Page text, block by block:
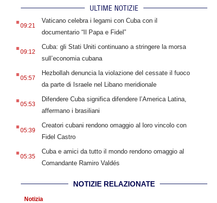
ULTIME NOTIZIE
.09:21
Vaticano celebra i legami con Cuba con il
documentario “Il Papa e Fidel”
.09:12
Cuba: gli Stati Uniti continuano a stringere la morsa
sull’economia cubana
.05:57
Hezbollah denuncia la violazione del cessate il fuoco
da parte di Israele nel Libano meridionale
.05:53
Difendere Cuba significa difendere l’America Latina,
affermano i brasiliani
.05:39
Creatori cubani rendono omaggio al loro vincolo con
Fidel Castro
.05:35
Cuba e amici da tutto il mondo rendono omaggio al
Comandante Ramiro Valdés
NOTIZIE RELAZIONATE
Notizia